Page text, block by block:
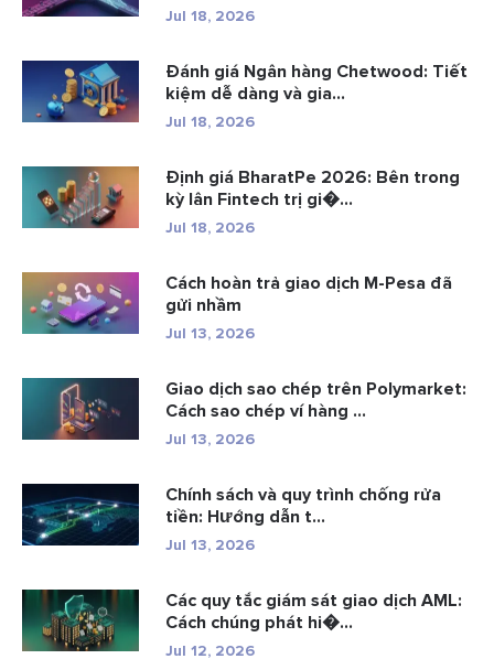
Jul 18, 2026
Đánh giá Ngân hàng Chetwood: Tiết
kiệm dễ dàng và gia...
Jul 18, 2026
Định giá BharatPe 2026: Bên trong
kỳ lân Fintech trị gi�...
Jul 18, 2026
Cách hoàn trả giao dịch M-Pesa đã
gửi nhầm
Jul 13, 2026
Giao dịch sao chép trên Polymarket:
Cách sao chép ví hàng ...
Jul 13, 2026
Chính sách và quy trình chống rửa
tiền: Hướng dẫn t...
Jul 13, 2026
Các quy tắc giám sát giao dịch AML:
Cách chúng phát hi�...
Jul 12, 2026